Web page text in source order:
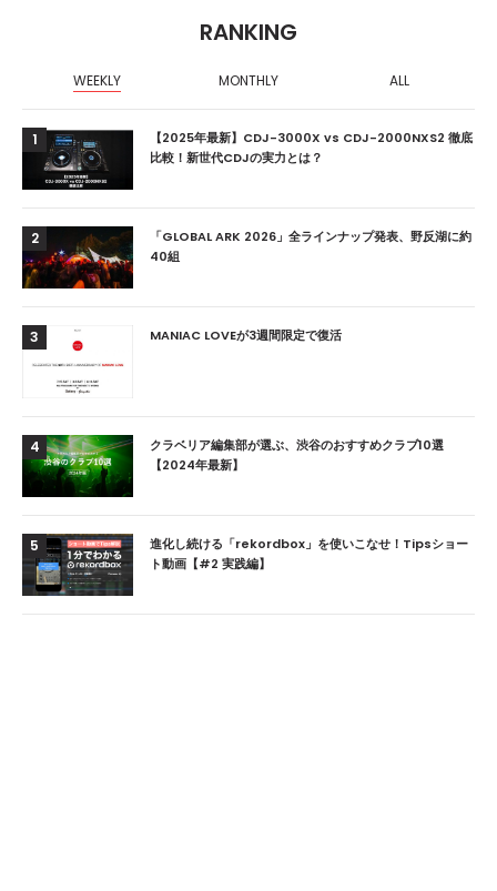
RANKING
WEEKLY MONTHLY ALL
1
【2025年最新】CDJ-3000X vs CDJ-2000NXS2 徹底
比較！新世代CDJの実力とは？
2
「GLOBAL ARK 2026」全ラインナップ発表、野反湖に約
40組
3 MANIAC LOVEが3週間限定で復活
4
クラベリア編集部が選ぶ、渋谷のおすすめクラブ10選
【2024年最新】
5
進化し続ける「rekordbox」を使いこなせ！Tipsショー
ト動画【#2 実践編】